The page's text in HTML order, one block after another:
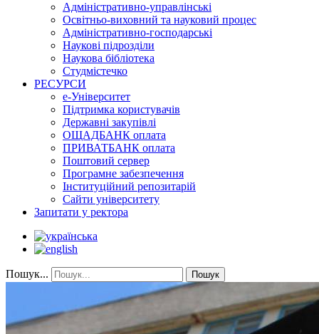
Адміністративно-управлінські
Освітньо-виховний та науковий процес
Адміністративно-господарські
Наукові підрозділи
Наукова бібліотека
Студмістечко
РЕСУРСИ
е-Університет
Підтримка користувачів
Державні закупівлі
ОЩАДБАНК оплата
ПРИВАТБАНК оплата
Поштовий сервер
Програмне забезпечення
Інституційний репозитарій
Сайти університету
Запитати у ректора
Пошук... Пошук